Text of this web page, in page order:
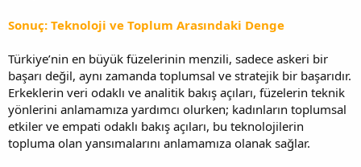
Sonuç: Teknoloji ve Toplum Arasındaki Denge
Türkiye’nin en büyük füzelerinin menzili, sadece askeri bir
başarı değil, aynı zamanda toplumsal ve stratejik bir başarıdır.
Erkeklerin veri odaklı ve analitik bakış açıları, füzelerin teknik
yönlerini anlamamıza yardımcı olurken; kadınların toplumsal
etkiler ve empati odaklı bakış açıları, bu teknolojilerin
topluma olan yansımalarını anlamamıza olanak sağlar.